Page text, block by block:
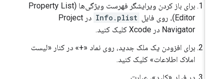
برای باز کردن ویرایشگر فهرست ویژگی‌ها (Property List
Editor)، روی فایل
Info.plist
در Project
Navigator در Xcode کلیک کنید.
برای افزودن یک ملک جدید، روی نماد «+» در کنار «لیست
املاک اطلاعات» کلیک کنید.